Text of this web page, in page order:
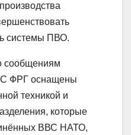
системы ПВО.
сообщениям
ФРГ оснащены
техникой и
которые
ВВС НАТО,